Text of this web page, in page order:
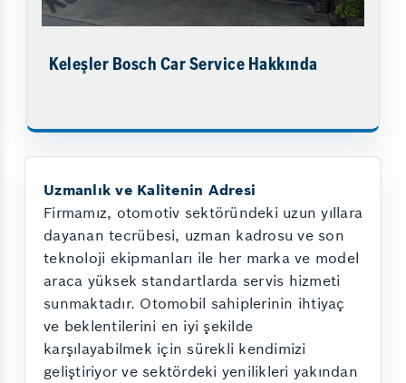
Keleşler Bosch Car Service Hakkında
Uzmanlık ve Kalitenin Adresi
Firmamız, otomotiv sektöründeki uzun yıllara
dayanan tecrübesi, uzman kadrosu ve son
teknoloji ekipmanları ile her marka ve model
araca yüksek standartlarda servis hizmeti
sunmaktadır. Otomobil sahiplerinin ihtiyaç
ve beklentilerini en iyi şekilde
karşılayabilmek için sürekli kendimizi
geliştiriyor ve sektördeki yenilikleri yakından